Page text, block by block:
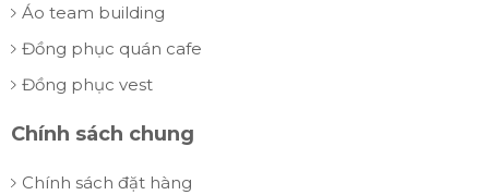
Áo team building
Đồng phục quán cafe
Đồng phục vest
Chính sách chung
Chính sách đặt hàng